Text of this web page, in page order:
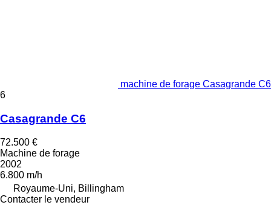
machine de forage Casagrande C6
6
Casagrande C6
72.500 €
Machine de forage
2002
6.800 m/h
Royaume-Uni, Billingham
Contacter le vendeur